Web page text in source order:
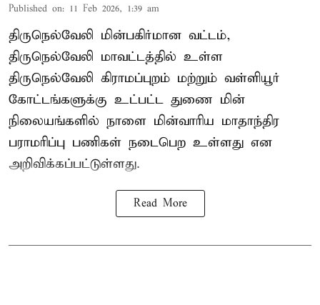
Published on: 11 Feb 2026, 1:39 am
திருநெல்வேலி மின்பகிர்மான வட்டம்,
திருநெல்வேலி மாவட்டத்தில் உள்ள
திருநெல்வேலி கிராமப்புறம் மற்றும் வள்ளியூர்
கோட்டங்களுக்கு உட்பட்ட துணை மின்
நிலையங்களில் நாளை மின்வாரிய மாதாந்திர
பராமரிப்பு பணிகள் நடைபெற உள்ளது என
அறிவிக்கப்பட்டுள்ளது.
Read More